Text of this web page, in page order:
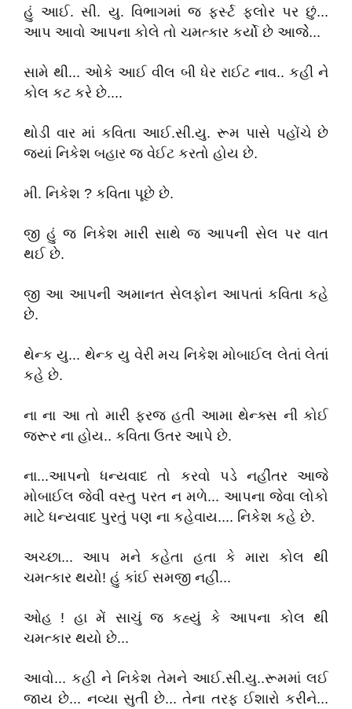
હું આઈ. સી. યુ. વિભાગમાં જ ફર્સ્ટ ફ્લોર પર છું...
આપ આવો આપના કોલે તો ચમત્કાર કર્યો છે આજેે...
સામે થી... ઓકે આઈ વીલ બી ધેર રાઈટ નાવ.. કહી ને
કોલ કટ કરે છે....
થોડી વાર માં કવિતા આઈ.સી.યુ. રૂમ પાસે પહોંચે છે
જ્યાં નિકેશ બહાર જ વેઈટ કરતો હોય છે.
મી. નિકેશ ? કવિતા પૂછે છે.
જી હું જ નિકેશ મારી સાથે જ આપની સેલ પર વાત
થઈ છે.
જી આ આપની અમાનત સેલફોન આપતાં કવિતા કહે
છે.
થેન્ક યુ... થેન્ક યુ વેરી મચ નિકેશ મોબાઈલ લેતાં લેતાં
કહે છે.
ના ના આ તો મારી ફરજ હતી આમા થેન્ક્સ ની કોઈ
જરૂર ના હોય.. કવિતા ઉતર આપે છે.
ના...આપનો ધન્યવાદ તો કરવો પડે નહીંતર આજે
મોબાઈલ જેવી વસ્તુ પરત ન મળે... આપના જેવા લોકો
માટે ધન્યવાદ પુરતું પણ ના કહેવાય.... નિકેશ કહે છે.
અચ્છા... આપ મને કહેતા હતા કે મારા કોલ થી
ચમત્કાર થયો! હું કાંઈ સમજી નહીં...
ઓહ ! હા મેં સાચું જ કહ્યું કે આપના કોલ થી
ચમત્કાર થયો છે...
આવો... કહી ને નિકેશ તેમને આઈ.સી.યુ..રૂમમાં લઈ
જાય છે... નવ્યા સુતી છે... તેના તરફ ઈશારો કરીને...